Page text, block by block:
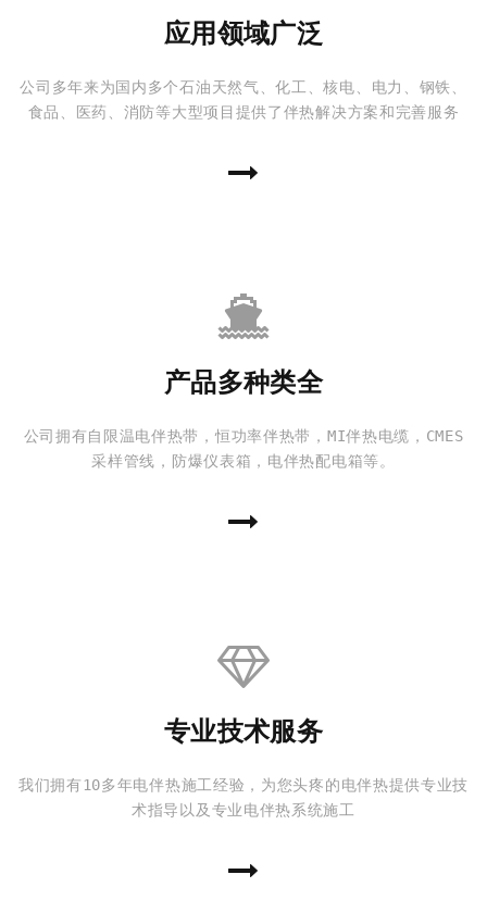
应用领域广泛
公司多年来为国内多个石油天然气、化工、核电、电力、钢铁、
食品、医药、消防等大型项目提供了伴热解决方案和完善服务
产品多种类全
公司拥有自限温电伴热带，恒功率伴热带，MI伴热电缆，CMES
采样管线，防爆仪表箱，电伴热配电箱等。
专业技术服务
我们拥有10多年电伴热施工经验，为您头疼的电伴热提供专业技
术指导以及专业电伴热系统施工